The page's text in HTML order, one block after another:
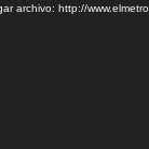
archivo: http://